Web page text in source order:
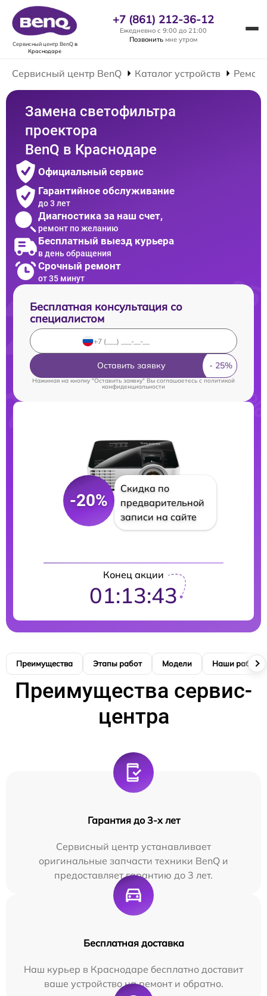
Сервисный центр BenQв
Краснодаре
+7 (861) 212-36-12
Ежедневно с 9:00 до 21:00
Позвонить мне утром
Сервисный центр BenQ Каталог устройств
Замена светофильтра
проектора
BenQ в Краснодаре
Официальный сервис
Гарантийное обслуживание
до 3 лет
Диагностика за наш счет,
ремонт по желанию
Бесплатный выезд курьера
в день обращения
Срочный ремонт
от 35 минут
Бесплатная консультация со
специалистом
Оставить заявку
Нажимая на кнопку "Оставить заявку" Вы соглашаетесь cполитикой
конфиденциальности
-20%
Скидка по
предварительной
записи на сайте
Конец акции
01:13:41
Преимущества Этапы работ Модели Наши работы
Преимущества сервис-
центра
Гарантия до 3-х лет
Сервисный центр устанавливает
оригинальные запчасти техники BenQ и
предоставляет гарантию до 3 лет.
Бесплатная доставка
Наш курьер в Краснодаре бесплатно доставит
ваше устройство на ремонт и обратно.